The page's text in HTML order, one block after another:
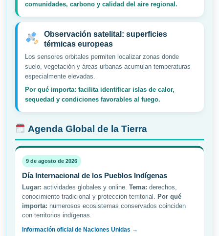
comunidades, carbono y calidad del aire regional.
Observación satelital: superficies
térmicas europeas
Los sensores orbitales permiten localizar zonas donde
suelo, vegetación y áreas urbanas acumulan temperaturas
especialmente elevadas.
Por qué importa: facilita identificar islas de calor,
sequedad y condiciones favorables al fuego.
Agenda Global de la Tierra
9 de agosto de 2026
Día Internacional de los Pueblos Indígenas
Lugar: actividades globales y online. Tema: derechos,
conocimiento tradicional y protección territorial. Por qué
importa: numerosos ecosistemas conservados coinciden
con territorios indígenas.
Información oficial de Naciones Unidas →